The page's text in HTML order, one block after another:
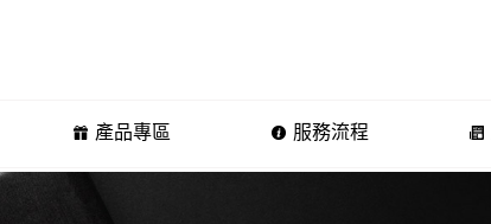
產品專區 服務流程